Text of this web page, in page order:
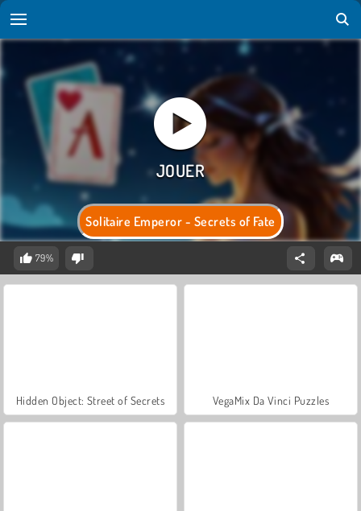
Solitaire Emperor - Secrets of Fate
79%
Hidden Object: Street of Secrets VegaMix Da Vinci Puzzles